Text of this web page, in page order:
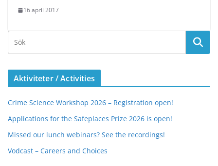
16 april 2017
Aktiviteter / Activities
Crime Science Workshop 2026 – Registration open!
Applications for the Safeplaces Prize 2026 is open!
Missed our lunch webinars? See the recordings!
Vodcast – Careers and Choices